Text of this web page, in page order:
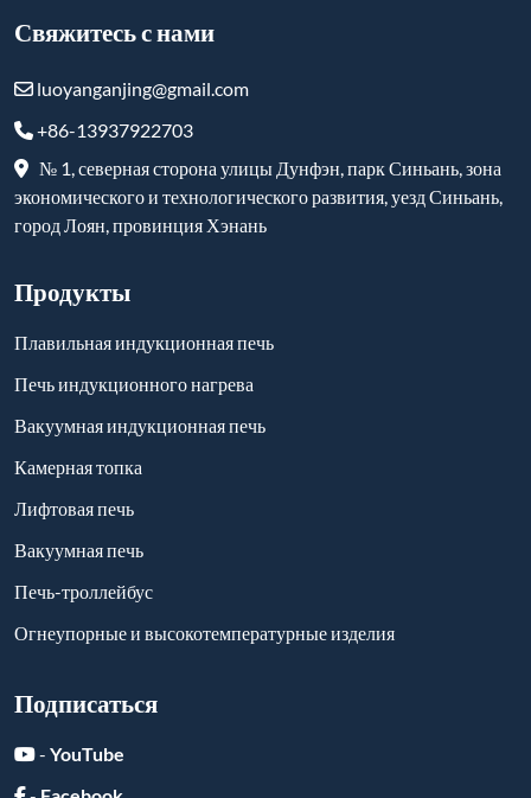
Камерная топка
Вакуумная печь
Печь-троллейбус
- YouTube
-Facebook
-Twitter
-Instagram
-Linkedin
Отправить сообщение